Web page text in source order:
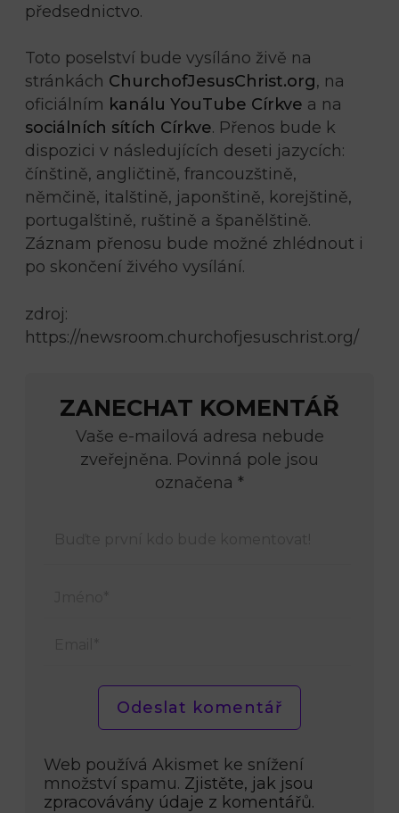
předsednictvo.
Toto poselství bude vysíláno živě na
stránkách ChurchofJesusChrist.org, na
oficiálním kanálu YouTube Církve a na
sociálních sítích Církve. Přenos bude k
dispozici v následujících deseti jazycích:
čínštině, angličtině, francouzštině,
němčině, italštině, japonštině, korejštině,
portugalštině, ruštině a španělštině.
Záznam přenosu bude možné zhlédnout i
po skončení živého vysílání.
zdroj:
https://newsroom.churchofjesuschrist.org/
ZANECHAT KOMENTÁŘ
Vaše e-mailová adresa nebude
zveřejněna. Povinná pole jsou
označena *
Web používá Akismet ke snížení
množství spamu. Zjistěte, jak jsou
zpracovávány údaje z komentářů.